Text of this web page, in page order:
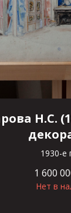
Н.С.
1930-е
1 600
Нет в